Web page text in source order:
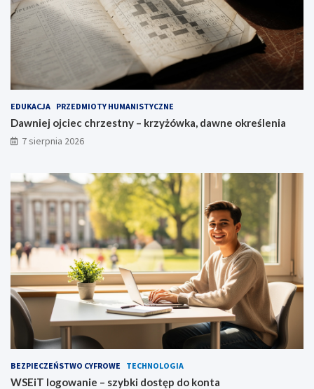
EDUKACJA PRZEDMIOTY HUMANISTYCZNE
Dawniej ojciec chrzestny – krzyżówka, dawne określenia
7 sierpnia 2026
BEZPIECZEŃSTWO CYFROWE TECHNOLOGIA
WSEiT logowanie – szybki dostęp do konta